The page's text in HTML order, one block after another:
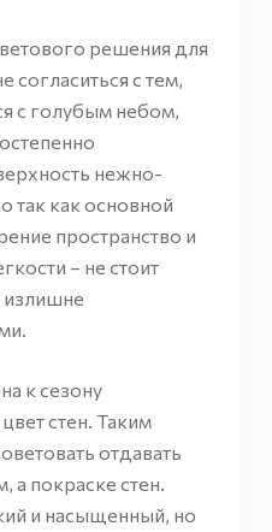
решения для
согласиться с тем,
с голубым небом,
нежно-
так как основной
пространство и
– не стоит
излишне
к сезону
стен. Таким
отдавать
а покраске стен.
и насыщенный, но